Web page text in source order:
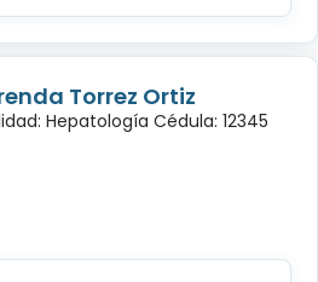
Torrez Ortiz
Hepatología Cédula: 12345